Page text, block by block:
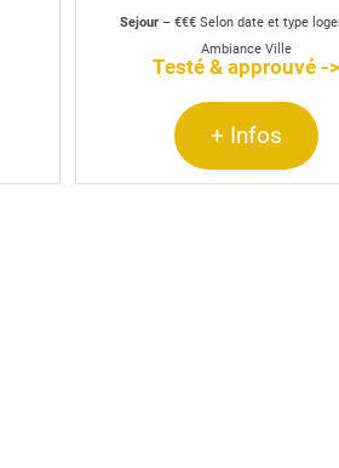
Sejour – €€€ Selon date et type
Ambiance Ville
Testé & approuvé ->
+ Infos